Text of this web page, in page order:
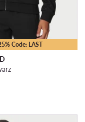
Code: LAST